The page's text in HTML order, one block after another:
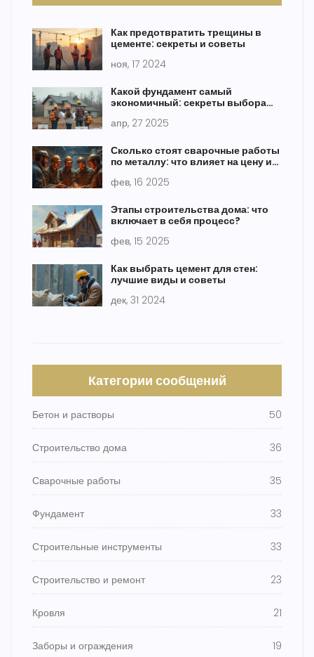
Как предотвратить трещины в
цементе: секреты и советы
ноя, 17 2024
Какой фундамент самый
экономичный: секреты выбора
апр, 27 2025
Сколько стоят сварочные работы
по металлу: что влияет на цену и
фев, 16 2025
Этапы строительства дома: что
включает в себя процесс?
фев, 15 2025
Как выбрать цемент для стен:
лучшие виды и советы
дек, 31 2024
Категории сообщений
Бетон и растворы 50
Строительство дома 36
Сварочные работы 35
Фундамент 33
Строительные инструменты 33
Строительство и ремонт 23
Кровля 21
Заборы и ограждения 19